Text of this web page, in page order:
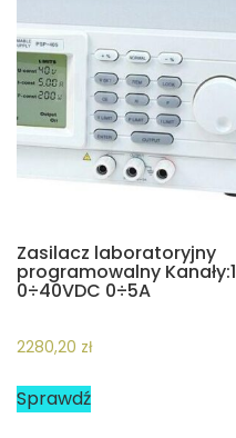
Zasilacz laboratoryjny
programowalny Kanały:1
0÷40VDC 0÷5A
2280,20 zł
Sprawdź